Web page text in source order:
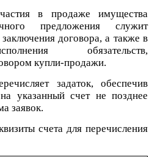
в продаже имущества
предложения служит
договора, а также в
обязательств,
купли-продажи.
задаток, обеспечив
указанный счет не позднее
заявок.
счета для перечисления